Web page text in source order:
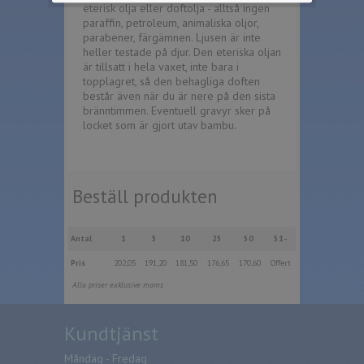
eterisk olja eller doftolja - alltså ingen
paraffin, petroleum, animaliska oljor,
parabener, färgämnen. Ljusen är inte
heller testade på djur. Den eteriska oljan
är tillsatt i hela vaxet, inte bara i
topplagret, så den behagliga doften
består även när du är nere på den sista
bränntimmen. Eventuell gravyr sker på
locket som är gjort utav bambu.
Beställ produkten
Antal 1 5 10 25 50 51-
Pris 202,05 191,20 181,50 176,65 170,60 Offert
Alla priser exklusive moms
Kundtjänst
Måndag - Fredag